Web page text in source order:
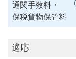
通関手数料・
保税貨物保管料
適応